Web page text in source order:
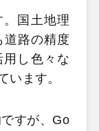
。国土地理
道路の精度
し色々な
います。
すが、Go